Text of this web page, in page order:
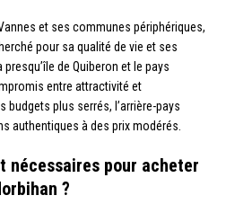
et ses communes périphériques,
pour sa qualité de vie et ses
de Quiberon et le pays
entre attractivité et
plus serrés, l’arrière-pays
authentiques à des prix modérés.
nécessaires pour acheter
?